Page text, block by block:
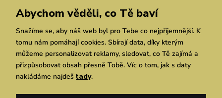
Prodejny
Praha Brno Chrudim
Simplia.cz
Abychom věděli, co Tě baví
Snažíme se, aby náš web byl pro Tebe co nejpříjemnější. K
tomu nám pomáhají cookies. Sbírají data, díky kterým
můžeme personalizovat reklamy, sledovat, co Tě zajímá a
přizpůsobovat obsah přesně Tobě. Víc o tom, jak s daty
nakládáme najdeš tady.